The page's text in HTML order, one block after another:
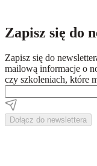
Zapisz się do
Zapisz się do
mailową informacje o
czy szkoleniach, które
Dołącz do newslettera